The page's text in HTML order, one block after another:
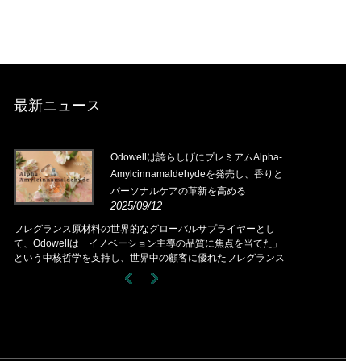
最新ニュース
Odowellは誇らしげにプレミアムAlpha-
Amylcinnamaldehydeを発売し、香りと
パーソナルケアの革新を高める
2025/09/12
フレグランス原材料の世界的なグローバルサプライヤーとし
て、Odowellは「イノベーション主導の品質に焦点を当てた」
という中核哲学を支持し、世界中の顧客に優れたフレグランス
ソリューションを一貫して提供しています。